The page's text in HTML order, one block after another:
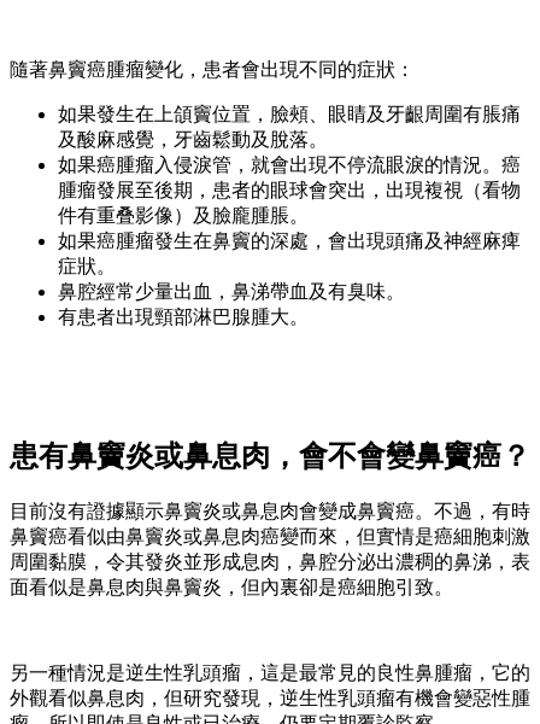
隨著鼻竇癌腫瘤變化，患者會出現不同的症狀：
如果發生在上頜竇位置，臉頰、眼睛及牙齦周圍有脹痛
及酸麻感覺，牙齒鬆動及脫落。
如果癌腫瘤入侵淚管，就會出現不停流眼淚的情況。癌
腫瘤發展至後期，患者的眼球會突出，出現複視（看物
件有重叠影像）及臉龐腫脹。
如果癌腫瘤發生在鼻竇的深處，會出現頭痛及神經麻痺
症狀。
鼻腔經常少量出血，鼻涕帶血及有臭味。
有患者出現頸部淋巴腺腫大。
患有鼻竇炎或鼻息肉，會不會變鼻竇癌？
目前沒有證據顯示鼻竇炎或鼻息肉會變成鼻竇癌。不過，有時
鼻竇癌看似由鼻竇炎或鼻息肉癌變而來，但實情是癌細胞刺激
周圍黏膜，令其發炎並形成息肉，鼻腔分泌出濃稠的鼻涕，表
面看似是鼻息肉與鼻竇炎，但內裏卻是癌細胞引致。
另一種情況是逆生性乳頭瘤，這是最常見的良性鼻腫瘤，它的
外觀看似鼻息肉，但研究發現，逆生性乳頭瘤有機會變惡性腫